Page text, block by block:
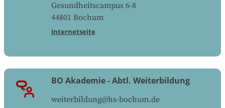
Gesundheitscampus 6-8
44801 Bochum
Internetseite
BO Akademie - Abtl. Weiterbildung
weiterbildung@hs-bochum.de